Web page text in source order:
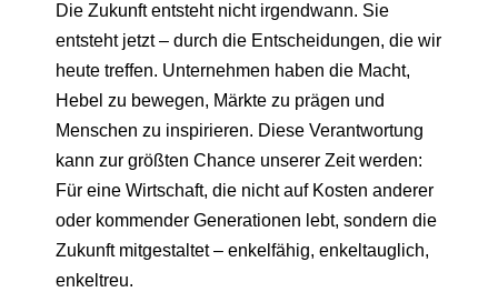
Die Zukunft entsteht nicht irgendwann. Sie
entsteht jetzt – durch die Entscheidungen, die wir
heute treffen. Unternehmen haben die Macht,
Hebel zu bewegen, Märkte zu prägen und
Menschen zu inspirieren. Diese Verantwortung
kann zur größten Chance unserer Zeit werden:
Für eine Wirtschaft, die nicht auf Kosten anderer
oder kommender Generationen lebt, sondern die
Zukunft mitgestaltet – enkelfähig, enkeltauglich,
enkeltreu.